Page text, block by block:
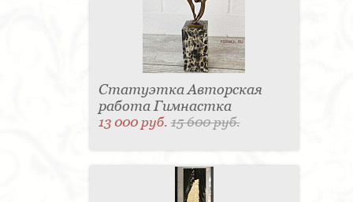
Статуэтка Авторская
работа Гимнастка
13 000 руб.15 600 руб.